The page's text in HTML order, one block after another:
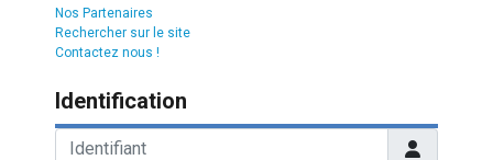
Nos Partenaires
Rechercher sur le site
Contactez nous !
Identification